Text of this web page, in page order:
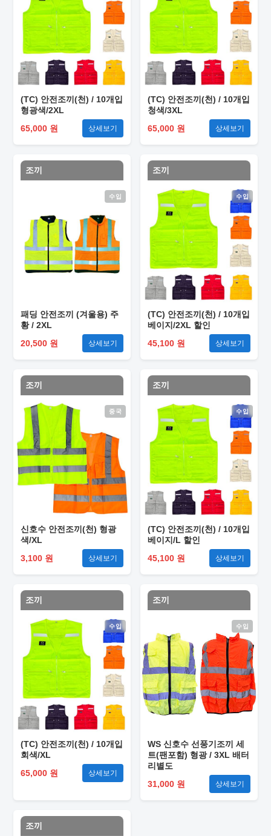
(TC) 안전조끼(천) / 10개입
형광색/2XL
65,000 원
상세보기
(TC) 안전조끼(천) / 10개입
청색/3XL
65,000 원
상세보기
조끼
수입
패딩 안전조끼 (겨울용) 주
황 / 2XL
20,500 원
상세보기
조끼
수입
(TC) 안전조끼(천) / 10개입
베이지/2XL 할인
45,100 원
상세보기
조끼
중국
신호수 안전조끼(천) 형광
색/XL
3,100 원
상세보기
조끼
수입
(TC) 안전조끼(천) / 10개입
베이지/L 할인
45,100 원
상세보기
조끼
수입
(TC) 안전조끼(천) / 10개입
회색/XL
65,000 원
상세보기
조끼
수입
WS 신호수 선풍기조끼 세
트(팬포함) 형광 / 3XL 배터
리별도
31,000 원
상세보기
조끼